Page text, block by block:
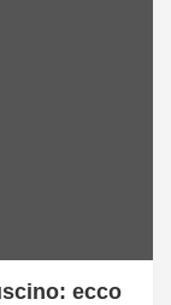
ecco